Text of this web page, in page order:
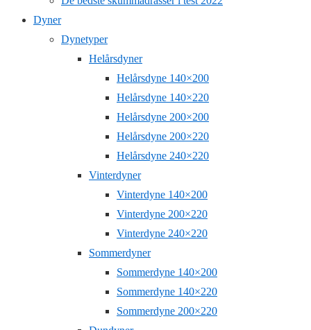
Dyner
Dynetyper
Helårsdyner
Helårsdyne 140×200
Helårsdyne 140×220
Helårsdyne 200×200
Helårsdyne 200×220
Helårsdyne 240×220
Vinterdyner
Vinterdyne 140×200
Vinterdyne 200×220
Vinterdyne 240×220
Sommerdyner
Sommerdyne 140×200
Sommerdyne 140×220
Sommerdyne 200×220